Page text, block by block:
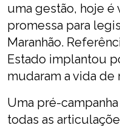
uma gestão, hoje é
promessa para
Maranhão.
Estado implantou
mudaram a vida
Uma pré-
todas as